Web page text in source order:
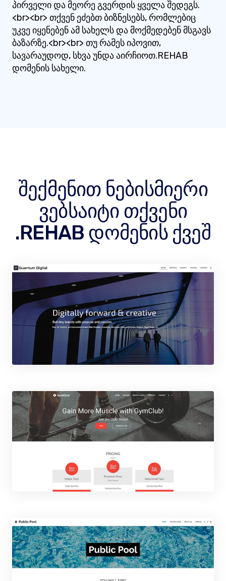
პირველი და მეორე გვერდის ყველა შედეგს.
<br><br> თქვენ ეძებთ ბიზნესებს, რომლებიც
უკვე იყენებენ ამ სახელს და მოქმედებენ მსგავს
ბაზარზე.<br><br> თუ რამეს იპოვით,
სავარაუდოდ, სხვა უნდა აირჩიოთ.REHAB
დომენის სახელი.
შექმენით ნებისმიერი
ვებსაიტი თქვენი
.REHAB დომენის ქვეშ